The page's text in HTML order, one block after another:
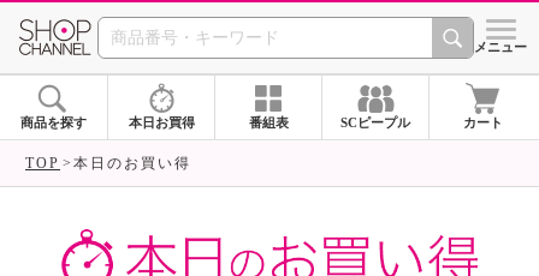
SHOP CHANNEL ショッ
メニュー
商品を探す 本日お買得 番組表 SCピープル カート
TOP 本日のお買い得